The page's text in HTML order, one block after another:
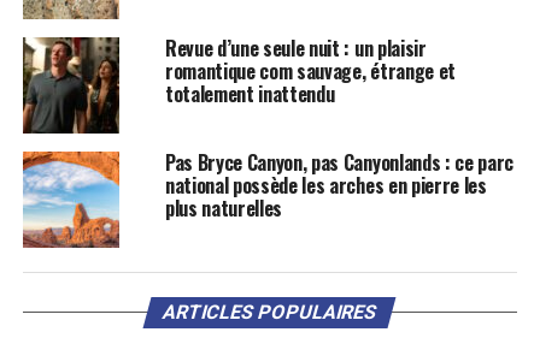
Revue d’une seule nuit : un plaisir
romantique com sauvage, étrange et
totalement inattendu
Pas Bryce Canyon, pas Canyonlands : ce parc
national possède les arches en pierre les
plus naturelles
ARTICLES POPULAIRES